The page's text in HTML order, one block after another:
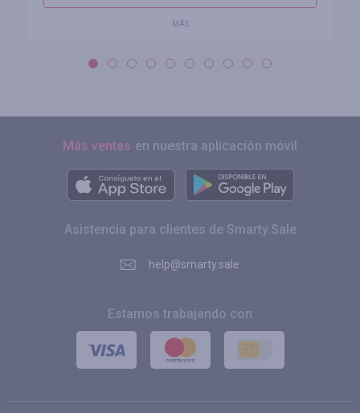
MÁS
Más ventas en nuestra aplicación móvil
Asistencia para clientes de Smarty.Sale
help@smarty.sale
Estamos trabajando con